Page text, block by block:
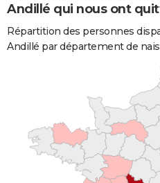
Andillé qui nous ont
Répartition des personnes
Andillé par département de